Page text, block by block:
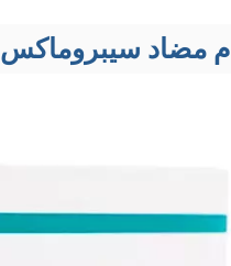
مضاد سيبروماكس